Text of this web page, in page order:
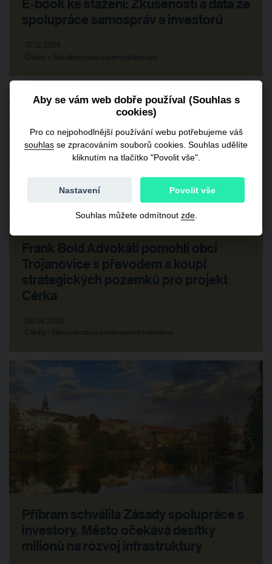
E-book ke stažení: Zkušenosti a data ze
spolupráce samospráv a investorů
07. 12. 2025
Články > Stavební právo a územní plánování
Frank Bold Advokáti pomohli obci
Trojanovice s převodem a koupí
strategických pozemků pro projekt
Cérka
28. 09. 2025
Články > Nemovitostní a developerské transakce
Příbram schválila Zásady spolupráce s
investory. Město očekává desítky
milionů na rozvoj infrastruktury
Aby se vám web dobře používal (Souhlas s
cookies)
Pro co nejpohodlnější používání webu potřebujeme váš
souhlas se zpracováním souborů cookies. Souhlas udělíte
kliknutím na tlačítko "Povolit vše".
Povolit vše
Nastavení
Souhlas můžete odmítnout zde.